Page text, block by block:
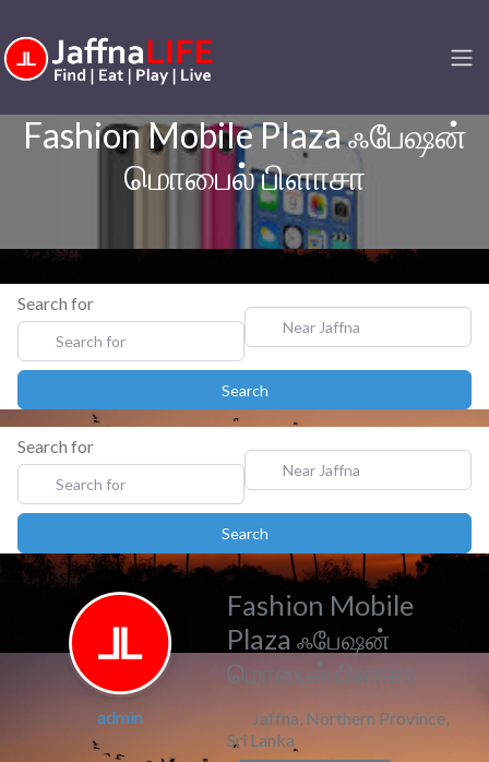
Fashion Mobile Plaza ஃபேஷன்
மொபைல் பிளாசா
Search for
Near Jaffna
SearchSearch
Search for
Near Jaffna
SearchSearch
admin
Fashion Mobile
Plaza ஃபேஷன்
மொபைல் பிளாசா
Jaffna Northern Province,
Sri Lanka